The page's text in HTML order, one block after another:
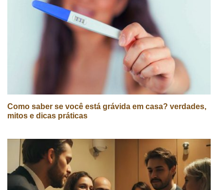
Como saber se você está grávida em casa? verdades,
mitos e dicas práticas